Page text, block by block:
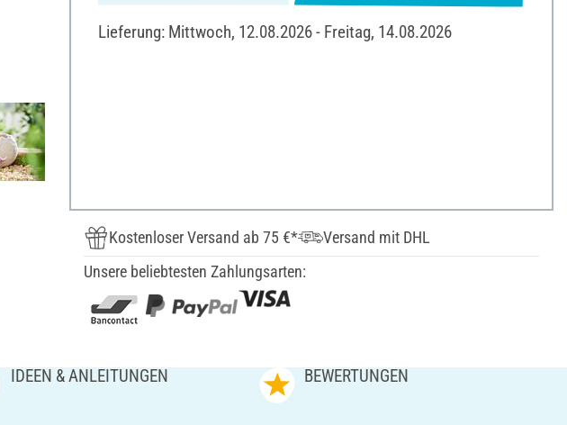
Lieferung: Mittwoch, 12.08.2026 - Freitag, 14.08.2026
Kostenloser Versand ab 75 €*
Versand mit DHL
Unsere beliebtesten Zahlungsarten:
IDEEN & ANLEITUNGEN BEWERTUNGEN